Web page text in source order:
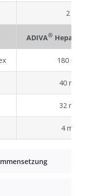
2 mg
ADIVA®
180 mg
40 mg
32 mg
4 mg